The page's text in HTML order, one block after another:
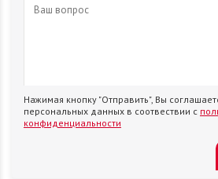
Нажимая кнопку "Отправить", Вы
персональных данных в соотвествии с
конфиденциальности